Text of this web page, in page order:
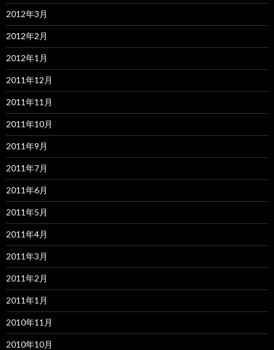
2012年3月
2012年2月
2012年1月
2011年12月
2011年11月
2011年10月
2011年9月
2011年7月
2011年6月
2011年5月
2011年4月
2011年3月
2011年2月
2011年1月
2010年11月
2010年10月